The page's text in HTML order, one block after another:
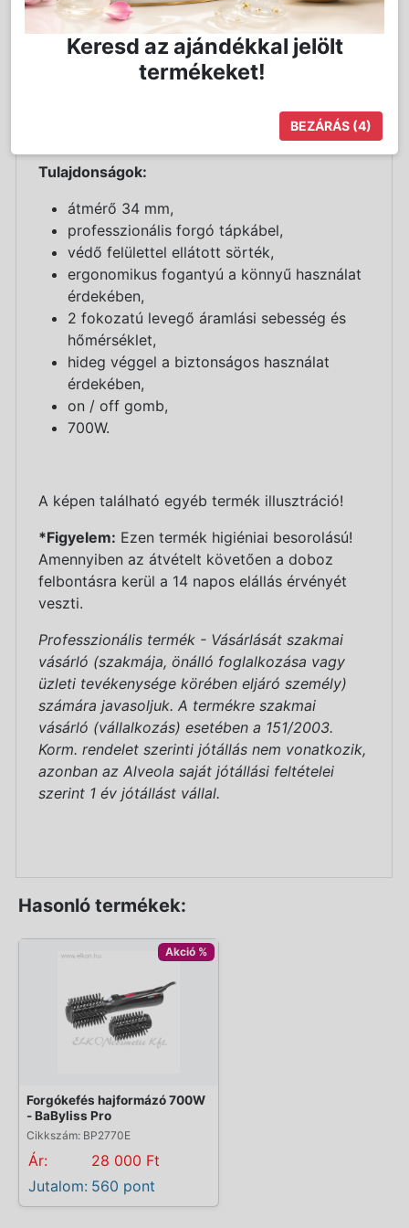
kezelhetőséget biztosít, így a formázás minden
irányból kényelmesen végezhető. Ez a hajkefe
tökéletes társ a mindennapi gyors és hatékony
hajtőemelésről vagy puha, természetes
Tulajdonságok:
átmérő 34 mm,
professzionális forgó tápkábel,
védő felülettel ellátott sörték,
ergonomikus fogantyú a könnyű használat
érdekében,
2 fokozatú levegő áramlási sebesség és
hőmérséklet,
hideg véggel a biztonságos használat
érdekében,
on / off gomb,
700W.
A képen található egyéb termék illusztráció!
*Figyelem: Ezen termék higiéniai besorolású!
Amennyiben az átvételt követően a doboz
felbontásra kerül a 14 napos elállás érvényét
veszti.
Professzionális termék - Vásárlását szakmai
vásárló (szakmája, önálló foglalkozása vagy
üzleti tevékenysége körében eljáró személy)
számára javasoljuk. A termékre szakmai
vásárló (vállalkozás) esetében a 151/2003.
Korm. rendelet szerinti jótállás nem vonatkozik,
azonban az Alveola saját jótállási feltételei
szerint 1 év jótállást vállal.
Hasonló termékek:
Akció %
Forgókefés hajformázó 700W
- BaByliss Pro
Cikkszám: BP2770E
Ár:
28 000 Ft
Jutalom: 560 pont
Keresd az ajándékkal jelölt
termékeket!
BEZÁRÁS (3)